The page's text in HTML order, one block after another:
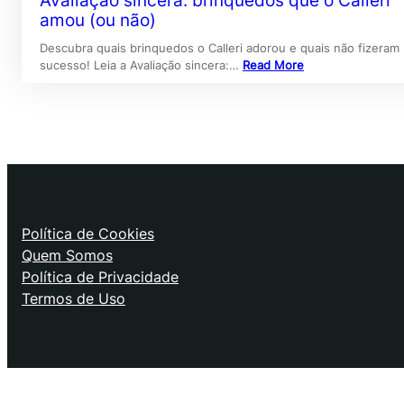
amou (ou não)
Descubra quais brinquedos o Calleri adorou e quais não fizeram
sucesso! Leia a Avaliação sincera:… Read More
Política de Cookies
Quem Somos
Política de Privacidade
Termos de Uso